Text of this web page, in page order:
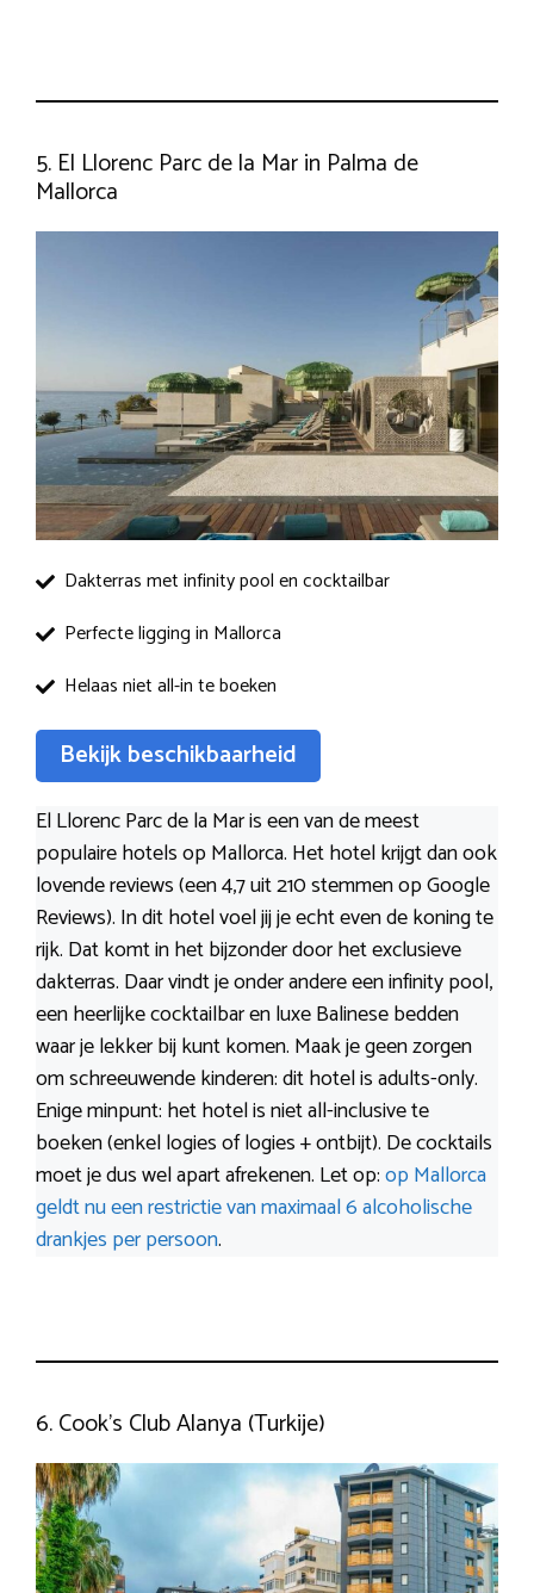
5. El Llorenc Parc de la Mar in Palma de
Mallorca
Dakterras met infinity pool en cocktailbar
Perfecte ligging in Mallorca
Helaas niet all-in te boeken
Bekijk beschikbaarheid
El Llorenc Parc de la Mar is een van de meest
populaire hotels op Mallorca. Het hotel krijgt dan ook
lovende reviews (een 4,7 uit 210 stemmen op Google
Reviews). In dit hotel voel jij je echt even de koning te
rijk. Dat komt in het bijzonder door het exclusieve
dakterras. Daar vindt je onder andere een infinity pool,
een heerlijke cocktailbar en luxe Balinese bedden
waar je lekker bij kunt komen. Maak je geen zorgen
om schreeuwende kinderen: dit hotel is adults-only.
Enige minpunt: het hotel is niet all-inclusive te
boeken (enkel logies of logies + ontbijt). De cocktails
moet je dus wel apart afrekenen. Let op:op Mallorca
geldt nu een restrictie van maximaal 6 alcoholische
drankjes per persoon.
6. Cook’s Club Alanya (Turkije)